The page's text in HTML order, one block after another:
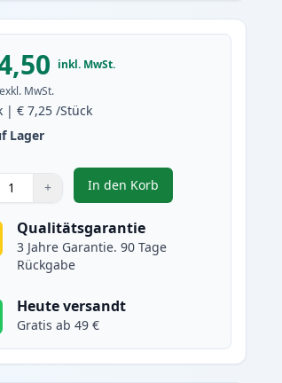
inkl. MwSt.
exkl. MwSt.
|€ 7,25 /Stück
Lager
Sie die Tasten, um anzupassen
+
1
In den Korb
, 2 stück Canon PGI-
Qualitätsgarantie
3 Jahre Garantie. 90 Tage
Rückgabe
Heute versandt
Gratis ab 49 €